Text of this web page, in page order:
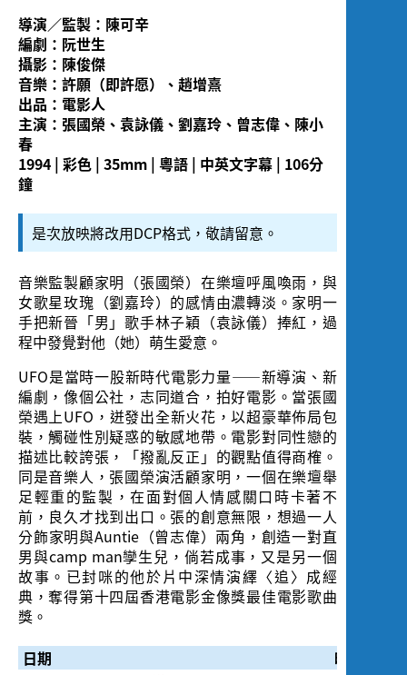
導演／監製：陳可辛
編劇：阮世生
攝影：陳俊傑
音樂：許願（即許愿）、趙增熹
出品：電影人
主演：張國榮、袁詠儀、劉嘉玲、曾志偉、陳小
春
1994 | 彩色 | 35mm | 粵語 | 中英文字幕 | 106分
鐘
是次放映將改用DCP格式，敬請留意。
音樂監製顧家明（張國榮）在樂壇呼風喚雨，與
女歌星玫瑰（劉嘉玲）的感情由濃轉淡。家明一
手把新晉「男」歌手林子穎（袁詠儀）捧紅，過
程中發覺對他（她）萌生愛意。
UFO是當時一股新時代電影力量――新導演、新
編劇，像個公社，志同道合，拍好電影。當張國
榮遇上UFO，迸發出全新火花，以超豪華佈局包
裝，觸碰性別疑惑的敏感地帶。電影對同性戀的
描述比較誇張，「撥亂反正」的觀點值得商榷。
同是音樂人，張國榮演活顧家明，一個在樂壇舉
足輕重的監製，在面對個人情感關口時卡著不
前，良久才找到出口。張的創意無限，想過一人
分飾家明與Auntie（曾志偉）兩角，創造一對直
男與camp man孿生兒，倘若成事，又是另一個
故事。已封咪的他於片中深情演繹〈追〉成經
典，奪得第十四屆香港電影金像獎最佳電影歌曲
獎。
日期
時間